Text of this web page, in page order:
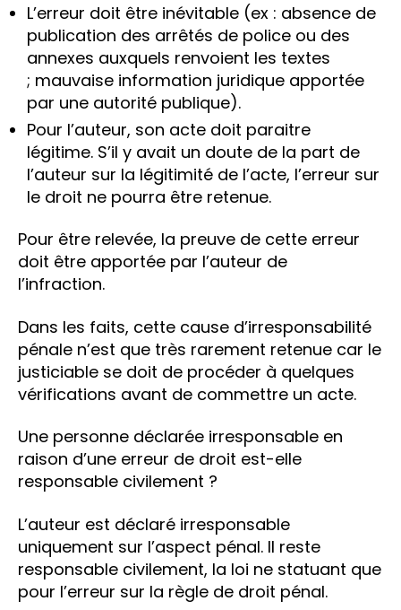
L’erreur doit être inévitable (ex : absence de
publication des arrêtés de police ou des
annexes auxquels renvoient les textes
; mauvaise information juridique apportée
par une autorité publique).
Pour l’auteur, son acte doit paraitre
légitime. S’il y avait un doute de la part de
l’auteur sur la légitimité de l’acte, l’erreur sur
le droit ne pourra être retenue.
Pour être relevée, la preuve de cette erreur
doit être apportée par l’auteur de
l’infraction.
Dans les faits, cette cause d’irresponsabilité
pénale n’est que très rarement retenue car le
justiciable se doit de procéder à quelques
vérifications avant de commettre un acte.
Une personne déclarée irresponsable en
raison d’une erreur de droit est-elle
responsable civilement ?
L’auteur est déclaré irresponsable
uniquement sur l’aspect pénal. Il reste
responsable civilement, la loi ne statuant que
pour l’erreur sur la règle de droit pénal.